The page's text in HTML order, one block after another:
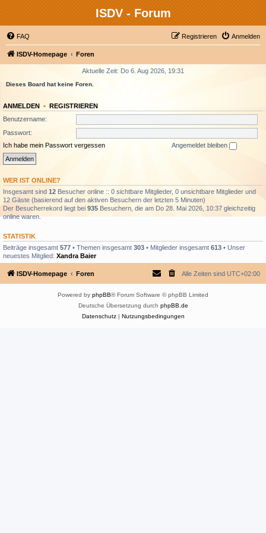
ISDV - Forum
FAQ Anmelden
Registrieren
ISDV-Homepage Foren
Aktuelle Zeit: Do 6. Aug 2026, 19:31
Dieses Board hat keine Foren.
ANMELDEN • REGISTRIEREN
Benutzername:
Passwort:
Ich habe mein Passwort vergessen
Angemeldet bleiben
WER IST ONLINE?
Insgesamt sind 12 Besucher online :: 0 sichtbare Mitglieder, 0 unsichtbare Mitglieder und
12 Gäste (basierend auf den aktiven Besuchern der letzten 5 Minuten)
Der Besucherrekord liegt bei 935 Besuchern, die am Do 28. Mai 2026, 10:37 gleichzeitig
online waren.
STATISTIK
Beiträge insgesamt 577 • Themen insgesamt 303 • Mitglieder insgesamt 613 • Unser
neuestes Mitglied: Xandra Baier
ISDV-Homepage Foren Alle Zeiten sind UTC+02:00
Powered by phpBB® Forum Software © phpBB Limited
Deutsche Übersetzung durch phpBB.de
Datenschutz| Nutzungsbedingungen